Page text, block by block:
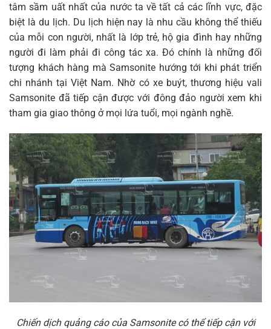
tâm sầm uất nhất của nước ta về tất cả các lĩnh vực, đặc
biệt là du lịch. Du lịch hiện nay là nhu cầu không thể thiếu
của mỗi con người, nhất là lớp trẻ, hộ gia đình hay những
người đi làm phải đi công tác xa. Đó chính là những đối
tượng khách hàng mà Samsonite hướng tới khi phát triển
chi nhánh tại Việt Nam. Nhờ có xe buýt, thương hiệu vali
Samsonite đã tiếp cận được với đông đảo người xem khi
tham gia giao thông ở mọi lứa tuổi, mọi ngành nghề.
Chiến dịch quảng cáo của Samsonite có thể tiếp cận với